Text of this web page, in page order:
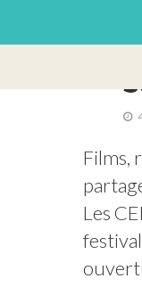
4
Films,
Les